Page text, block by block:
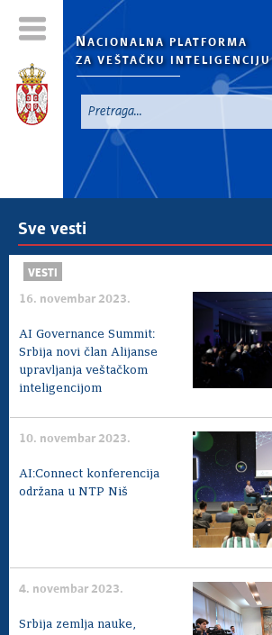
NACIONALNA PLATFORMA
ZA VEŠTAČKU INTELIGENCIJU
Sve vesti
VESTI
16. novembar 2023.
AI Governance Summit:
Srbija novi član Alijanse
upravljanja veštačkom
inteligencijom
10. novembar 2023.
AI:Connect konferencija
održana u NTP Niš
4. novembar 2023.
Srbija zemlja nauke,